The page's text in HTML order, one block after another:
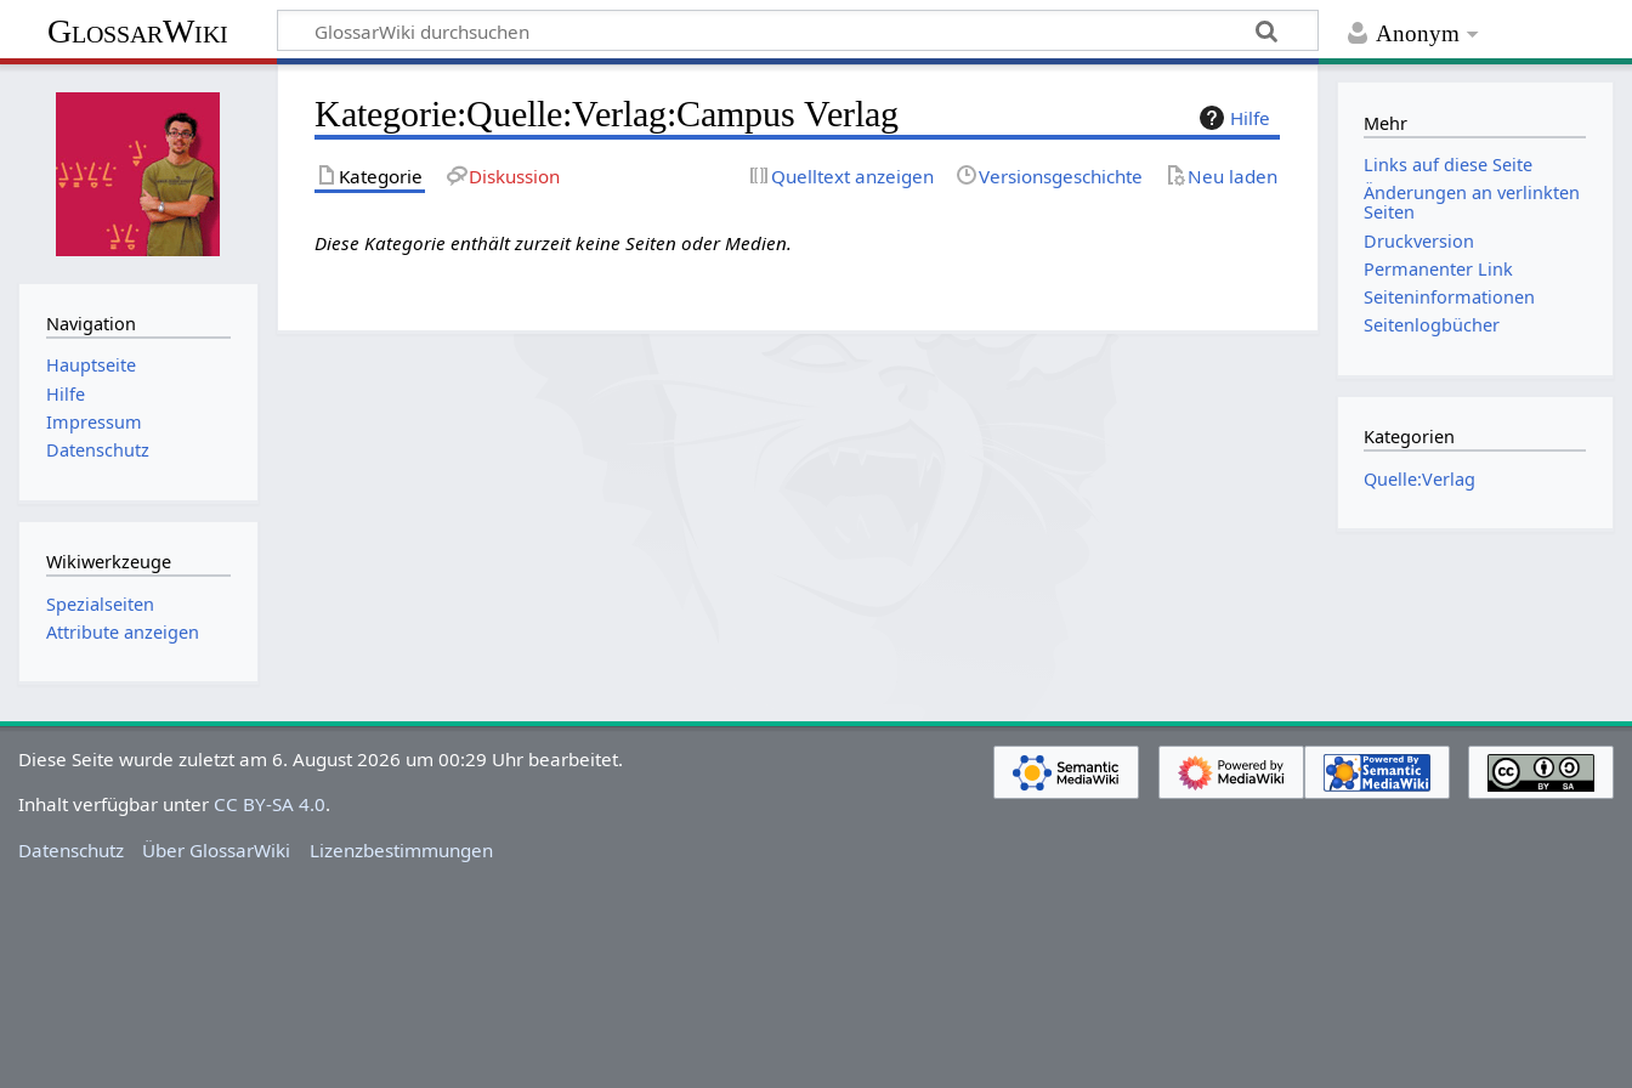
Anonym
GlossarWiki
Hilfe
Kategorie:Quelle:Verlag:Campus Verlag
Kategorie Diskussion Quelltext anzeigen Versionsgeschichte Neu laden
Diese Kategorie enthält zurzeit keine Seiten oder Medien.
Navigation
Hauptseite
Hilfe
Impressum
Datenschutz
Wikiwerkzeuge
Spezialseiten
Attribute anzeigen
Mehr
Links auf diese Seite
Änderungen an verlinkten
Seiten
Druckversion
Permanenter Link
Seiten­­informationen
Seitenlogbücher
Kategorien
Quelle:Verlag
Diese Seite wurde zuletzt am 6. August 2026 um 00:29 Uhr bearbeitet.
Inhalt verfügbar unter CC BY-SA 4.0.
Datenschutz
Über GlossarWiki Lizenzbestimmungen